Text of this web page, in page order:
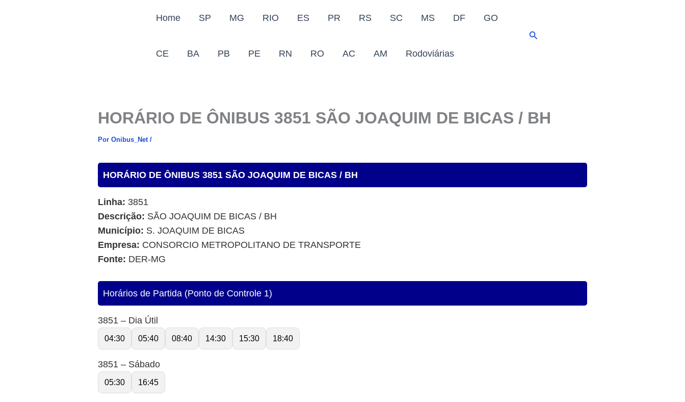
Home SP MG RIO ES PR RS SC MS DF GO
CE BA PB PE RN RO AC AM Rodoviárias
Pesquisar
HORÁRIO DE ÔNIBUS 3851 SÃO JOAQUIM DE BICAS / BH
Por Onibus_Net /
HORÁRIO DE ÔNIBUS 3851 SÃO JOAQUIM DE BICAS / BH
Linha: 3851
Descrição: SÃO JOAQUIM DE BICAS / BH
Município: S. JOAQUIM DE BICAS
Empresa: CONSORCIO METROPOLITANO DE TRANSPORTE
Fonte: DER-MG
Horários de Partida (Ponto de Controle 1)
3851 – Dia Útil
04:30 05:40 08:40 14:30 15:30 18:40
3851 – Sábado
05:30 16:45